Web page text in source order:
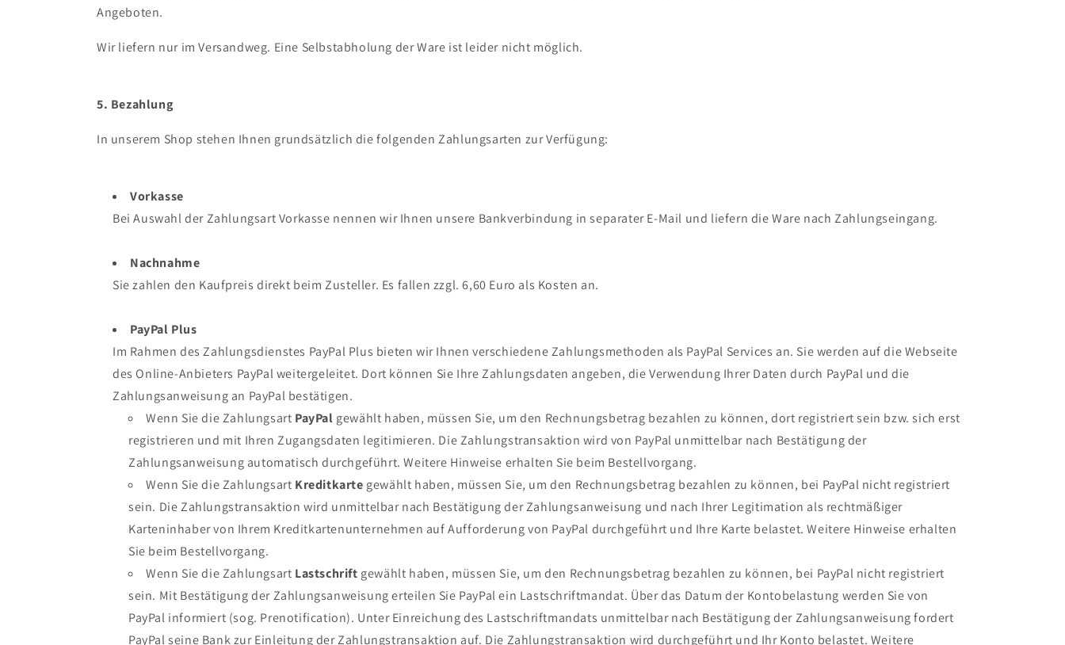
Angeboten.
Wir liefern nur im Versandweg. Eine Selbstabholung der Ware ist leider nicht möglich.
5. Bezahlung
In unserem Shop stehen Ihnen grundsätzlich die folgenden Zahlungsarten zur Verfügung:
Vorkasse
Bei Auswahl der Zahlungsart Vorkasse nennen wir Ihnen unsere Bankverbindung in separater E-Mail und liefern die Ware nach Zahlungseingang.
Nachnahme
Sie zahlen den Kaufpreis direkt beim Zusteller. Es fallen zzgl. 6,60 Euro als Kosten an.
PayPal Plus
Im Rahmen des Zahlungsdienstes PayPal Plus bieten wir Ihnen verschiedene Zahlungsmethoden als PayPal Services an. Sie werden auf die Webseite
des Online-Anbieters PayPal weitergeleitet. Dort können Sie Ihre Zahlungsdaten angeben, die Verwendung Ihrer Daten durch PayPal und die
Zahlungsanweisung an PayPal bestätigen.
Wenn Sie die Zahlungsart PayPal gewählt haben, müssen Sie, um den Rechnungsbetrag bezahlen zu können, dort registriert sein bzw. sich erst
registrieren und mit Ihren Zugangsdaten legitimieren. Die Zahlungstransaktion wird von PayPal unmittelbar nach Bestätigung der
Zahlungsanweisung automatisch durchgeführt. Weitere Hinweise erhalten Sie beim Bestellvorgang.
Wenn Sie die Zahlungsart Kreditkarte gewählt haben, müssen Sie, um den Rechnungsbetrag bezahlen zu können, bei PayPal nicht registriert
sein. Die Zahlungstransaktion wird unmittelbar nach Bestätigung der Zahlungsanweisung und nach Ihrer Legitimation als rechtmäßiger
Karteninhaber von Ihrem Kreditkartenunternehmen auf Aufforderung von PayPal durchgeführt und Ihre Karte belastet. Weitere Hinweise erhalten
Sie beim Bestellvorgang.
Wenn Sie die Zahlungsart Lastschrift gewählt haben, müssen Sie, um den Rechnungsbetrag bezahlen zu können, bei PayPal nicht registriert
sein. Mit Bestätigung der Zahlungsanweisung erteilen Sie PayPal ein Lastschriftmandat. Über das Datum der Kontobelastung werden Sie von
PayPal informiert (sog. Prenotification). Unter Einreichung des Lastschriftmandats unmittelbar nach Bestätigung der Zahlungsanweisung fordert
PayPal seine Bank zur Einleitung der Zahlungstransaktion auf. Die Zahlungstransaktion wird durchgeführt und Ihr Konto belastet. Weitere